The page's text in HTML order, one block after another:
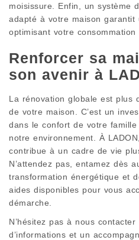
moisissure. Enfin, un système
adapté à votre maison
optimisant votre consommation
Renforcer sa
son avenir à
La rénovation globale est plus
de votre maison. C’est un
dans le confort de votre
notre environnement. À
contribue à un cadre de vie
N’attendez pas, entamez dès
transformation énergétique et
aides disponibles pour vous
démarche.
N’hésitez pas à nous
d’informations et un